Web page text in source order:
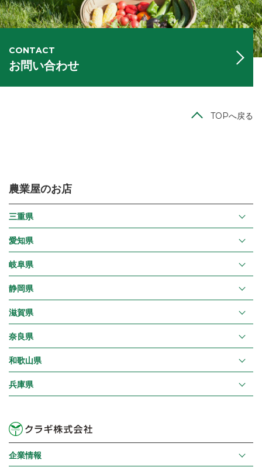
CONTACT
お問い合わせ
TOPへ戻る
農業屋のお店
三重県
愛知県
岐阜県
静岡県
滋賀県
奈良県
和歌山県
兵庫県
企業情報